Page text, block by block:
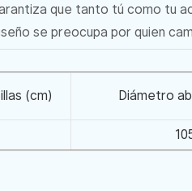
que tanto tú como tu
se preocupa por quien
(cm) Diámetro